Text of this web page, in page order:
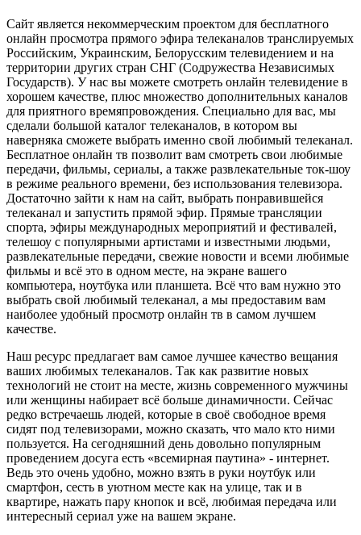
Сайт является некоммерческим проектом для бесплатного
онлайн просмотра прямого эфира телеканалов транслируемых
Российским, Украинским, Белорусским телевидением и на
территории других стран СНГ (Содружества Независимых
Государств). У нас вы можете смотреть онлайн телевидение в
хорошем качестве, плюс множество дополнительных каналов
для приятного времяпровождения. Специально для вас, мы
сделали большой каталог телеканалов, в котором вы
наверняка сможете выбрать именно свой любимый телеканал.
Бесплатное онлайн тв позволит вам смотреть свои любимые
передачи, фильмы, сериалы, а также развлекательные ток-шоу
в режиме реального времени, без использования телевизора.
Достаточно зайти к нам на сайт, выбрать понравившейся
телеканал и запустить прямой эфир. Прямые трансляции
спорта, эфиры международных мероприятий и фестивалей,
телешоу с популярными артистами и известными людьми,
развлекательные передачи, свежие новости и всеми любимые
фильмы и всё это в одном месте, на экране вашего
компьютера, ноутбука или планшета. Всё что вам нужно это
выбрать свой любимый телеканал, а мы предоставим вам
наиболее удобный просмотр онлайн тв в самом лучшем
качестве.
Наш ресурс предлагает вам самое лучшее качество вещания
ваших любимых телеканалов. Так как развитие новых
технологий не стоит на месте, жизнь современного мужчины
или женщины набирает всё больше динамичности. Сейчас
редко встречаешь людей, которые в своё свободное время
сидят под телевизорами, можно сказать, что мало кто ними
пользуется. На сегодняшний день довольно популярным
проведением досуга есть «всемирная паутина» - интернет.
Ведь это очень удобно, можно взять в руки ноутбук или
смартфон, сесть в уютном месте как на улице, так и в
квартире, нажать пару кнопок и всё, любимая передача или
интересный сериал уже на вашем экране.